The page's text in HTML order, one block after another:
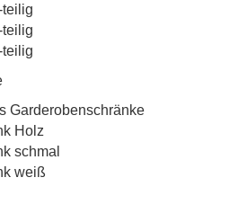
teilig
teilig
teilig
Garderobenschränke
Holz
schmal
weiß